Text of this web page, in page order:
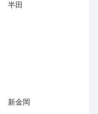
半田
新金岡